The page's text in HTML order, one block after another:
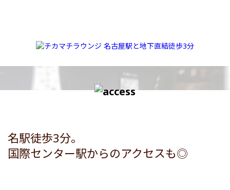
名駅徒歩3分。
国際センター駅からのアクセスも◎